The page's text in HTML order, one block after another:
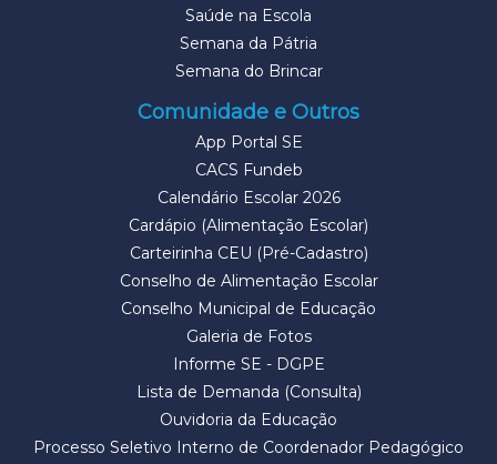
Saúde na Escola
Semana da Pátria
Semana do Brincar
Comunidade e Outros
App Portal SE
CACS Fundeb
Calendário Escolar 2026
Cardápio (Alimentação Escolar)
Carteirinha CEU (Pré-Cadastro)
Conselho de Alimentação Escolar
Conselho Municipal de Educação
Galeria de Fotos
Informe SE - DGPE
Lista de Demanda (Consulta)
Ouvidoria da Educação
Processo Seletivo Interno de Coordenador Pedagógico